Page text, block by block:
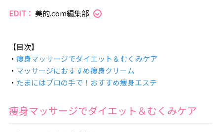
EDIT： 美的.com編集部
【目次】
・ 痩身マッサージでダイエット＆むくみケア
・ マッサージにおすすめ痩身クリーム
・ たまにはプロの手で！おすすめ痩身エステ
痩身マッサージでダイエット＆むくみケア